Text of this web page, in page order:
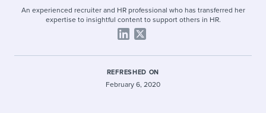
An experienced recruiter and HR professional who has transferred her
expertise to insightful content to support others in HR.
REFRESHED ON
February 6, 2020